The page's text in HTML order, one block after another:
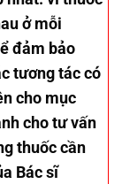
ở mỗi
đảm bảo
tương tác có
cho mục
cho tư vấn
thuốc cần
Bác sĩ